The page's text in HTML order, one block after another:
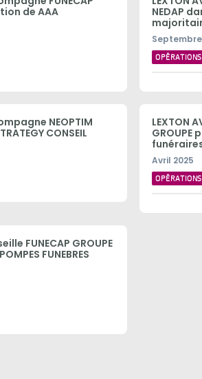
de AAA
NEDAP
OPÉRATIONS
NEOPTIM
CONSEIL
LEXTON
funéraires
Avril 2025
OPÉRATIONS
FUNECAP GROUPE
FUNEBRES